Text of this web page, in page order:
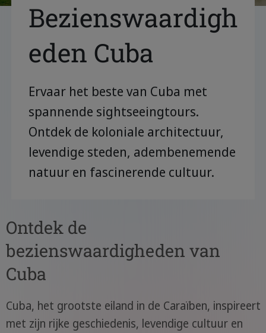
Bezienswaardigh
eden Cuba
Ervaar het beste van Cuba met
spannende sightseeingtours.
Ontdek de koloniale architectuur,
levendige steden, adembenemende
natuur en fascinerende cultuur.
Ontdek de
bezienswaardigheden van
Cuba
Cuba, het grootste eiland in de Caraïben, inspireert
met zijn rijke geschiedenis, levendige cultuur en